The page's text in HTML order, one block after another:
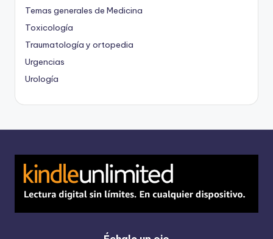
Temas generales de Medicina
Toxicología
Traumatología y ortopedia
Urgencias
Urología